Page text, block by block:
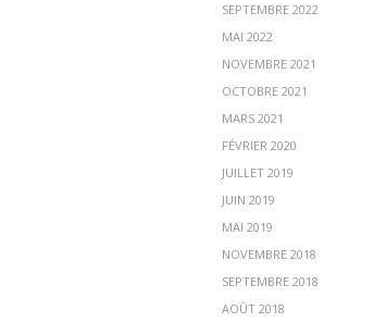
SEPTEMBRE 2022
MAI 2022
NOVEMBRE 2021
OCTOBRE 2021
MARS 2021
FÉVRIER 2020
JUILLET 2019
JUIN 2019
MAI 2019
NOVEMBRE 2018
SEPTEMBRE 2018
AOÛT 2018